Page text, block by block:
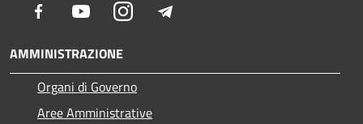
Facebook YoutubeInstagram
AMMINISTRAZIONE
Organi di Governo
Aree Amministrative